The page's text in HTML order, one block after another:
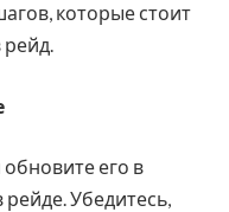
которые стоит
рейд.
его в
Убедитесь,